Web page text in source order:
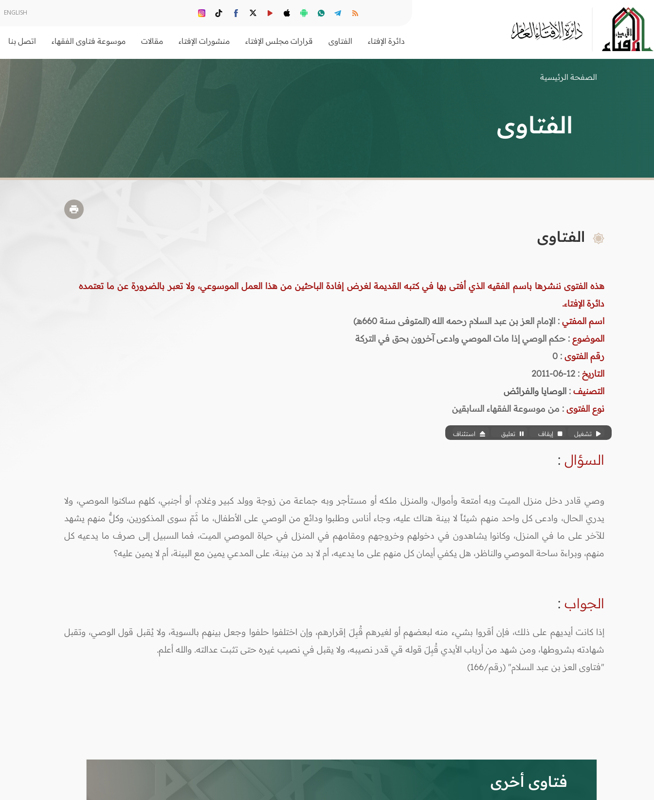
ENGLISH
دائرة الإفتاء الفتاوى قرارات مجلس الإفتاء منشورات الإفتاء مقالات موسوعة فتاوى الفقهاء اتصل بنا
الصفحة الرئيسية
الفتاوى
الفتاوى
هذه الفتوى ننشرها باسم الفقيه الذي أفتى بها في كتبه القديمة لغرض إفادة الباحثين من هذا العمل الموسوعي، ولا تعبر بالضرورة عن ما تعتمده
دائرة الإفتاء.
اسم المفتي : الإمام العز بن عبد السلام رحمه الله (المتوفى سنة 660هـ)
الموضوع : حكم الوصي إذا مات الموصي وادعى آخرون بحق في التركة
رقم الفتوى :
0
التاريخ : 12-06-2011
التصنيف : الوصايا والفرائض
نوع الفتوى : من موسوعة الفقهاء السابقين
تشغيل إيقاف تعليق استئناف
السؤال :
وصي قادر دخل منزل الميت وبه أمتعة وأموال، والمنزل ملكه أو مستأجر وبه جماعة من زوجة وولد كبير وغلام، أو أجنبي، كلهم ساكنوا الموصي، ولا
يدري الحال، وادعى كل واحد منهم شيئاً لا بينة هناك عليه، وجاء أناس وطلبوا ودائع من الوصي على الأطفال، ما ثَمّ سوى المذكورين، وكلٌّ منهم يشهد
للآخر على ما في المنزل، وكانوا يشاهدون في دخولهم وخروجهم ومقامهم في المنزل في حياة الموصي الميت، فما السبيل إلى صرف ما يدعيه كل
منهم، وبراءة ساحة الموصي والناظر، هل يكفي أيمان كل منهم على ما يدعيه، أم لا بد من بينة، على المدعي يمين مع البينة، أم لا يمين عليه؟
الجواب :
إذا كانت أيديهم على ذلك، فإن أقروا بشيء منه لبعضهم أو لغيرهم قُبِلَ إقرارهم، وإن اختلفوا حلفوا وجعل بينهم بالسوية، ولا يُقبل قول الوصي، وتقبل
شهادته بشروطها، ومن شهد من أرباب الأيدي قُبِلَ قوله قي قدر نصيبه، ولا يقبل في نصيب غيره حتى تثبت عدالته. والله أعلم.
"فتاوى العز بن عبد السلام" (رقم/166)
فتاوى أخرى